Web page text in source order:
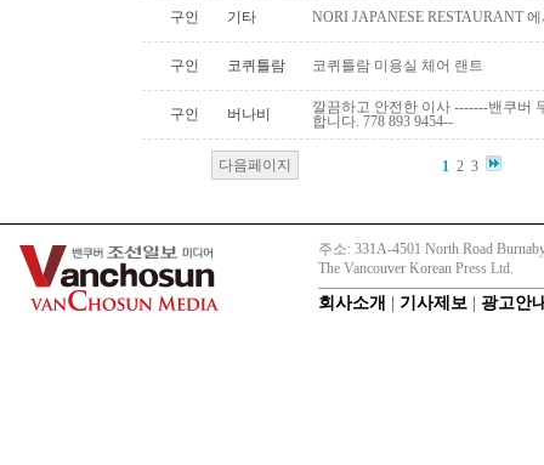
구인 기타 NORI JAPANESE RESTAURANT
구인 코퀴틀람 코퀴틀람 미용실 체어 랜트
구인 버나비
깔끔하고 안전한 이사 -------밴쿠버
합니다. 778 893 9454--
다음페이지 1 2 3
주소: 331A-4501 North Road
The Vancouver Korean Press Ltd.
회사소개 기사제보 광고안